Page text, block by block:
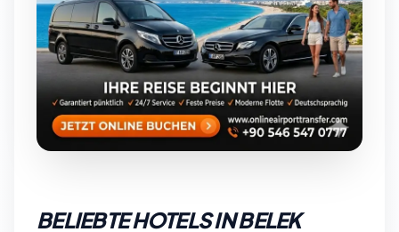
BELIEBTE HOTELS IN BELEK